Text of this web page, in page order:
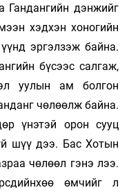
Гандангийн дэнжийг
хэдхэн хоногийн
эргэлзэж байна.
бүсээс салгаж,
уулын ам болгон
чөлөөлж байна.
үнэтэй орон сууц
шүү дээ. Бас Хотын
чөлөөл гэнэ лээ.
өмчийг л